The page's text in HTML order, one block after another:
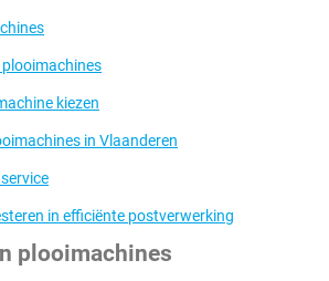
kiezen
in Vlaanderen
in efficiënte postverwerking
plooimachines